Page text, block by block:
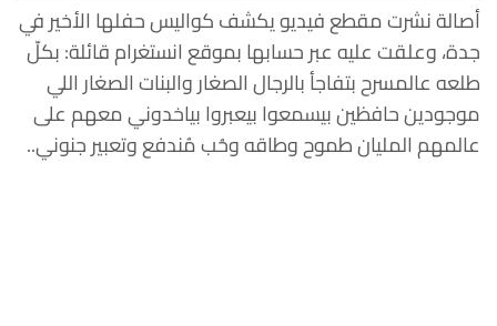
أصالة نشرت مقطع فيديو يكشف كواليس حفلها الأخير في
جدة، وعلقت عليه عبر حسابها بموقع انستغرام قائلة: بكلّ
طلعه عالمسرح بتفاجأ بالرجال الصغار والبنات الصغار اللي
موجودين حافظين بيسمعوا بيعبروا بياخدوني معهم على
عالمهم المليان طموح وطاقه وحُب مُندفع وتعبير جنوني..